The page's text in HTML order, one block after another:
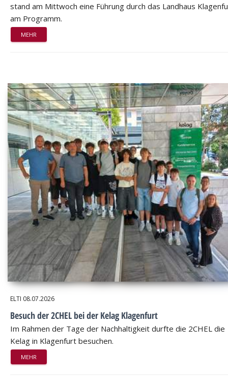
stand am Mittwoch eine Führung durch das Landhaus
am Programm.
MEHR
ELTI 08.07.2026
Besuch der 2CHEL bei der Kelag Klagenfurt
Im Rahmen der Tage der Nachhaltigkeit durfte die 2CHEL die
Kelag in Klagenfurt besuchen.
MEHR